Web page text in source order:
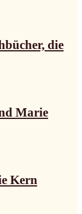
die
Marie
Kern